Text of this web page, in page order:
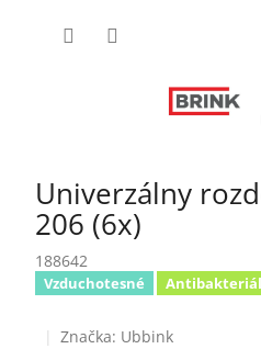
Univerzálny
206 (6x)
188642
Vzduchotesné
Značka: Ubbink